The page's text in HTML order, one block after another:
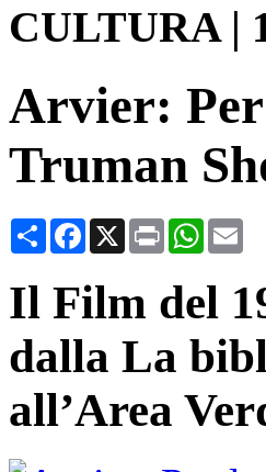
CULTURA|
Arvier: Per
Truman
CondividiFacebook
X Print
Il Film del
dalla La
all’Area